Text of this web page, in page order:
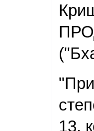
13,